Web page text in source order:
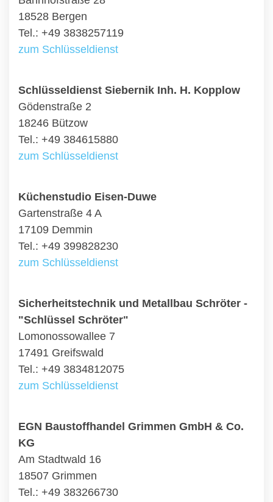
18528 Bergen
Tel.: +49 3838257119
zum Schlüsseldienst
Schlüsseldienst Siebernik Inh. H. Kopplow
Gödenstraße 2
18246 Bützow
Tel.: +49 384615880
zum Schlüsseldienst
Küchenstudio Eisen-Duwe
Gartenstraße 4 A
17109 Demmin
Tel.: +49 399828230
zum Schlüsseldienst
Sicherheitstechnik und Metallbau Schröter -
"Schlüssel Schröter"
Lomonossowallee 7
17491 Greifswald
Tel.: +49 3834812075
zum Schlüsseldienst
EGN Baustoffhandel Grimmen GmbH & Co.
KG
Am Stadtwald 16
18507 Grimmen
Tel.: +49 383266730